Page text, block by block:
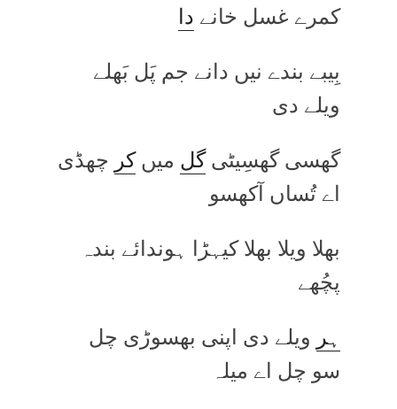
کمرے غسل خانے دا
بِیبے بندے نیں دانے جم پَل بَھلے
ویلے دی
گھسی گھسِیٹیگل میںکر چھڈی
اے تُساں آکھسو
بھلا ویلا بھلا کیہڑا ہوندائے بندہ
پچُھے
ہر ویلے دی اپنی بھسوڑی چل
سو چل اے میلہ